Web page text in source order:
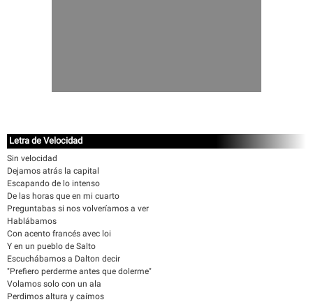
Letra de Velocidad
Sin velocidad
Dejamos atrás la capital
Escapando de lo intenso
De las horas que en mi cuarto
Preguntabas si nos volveríamos a ver
Hablábamos
Con acento francés avec loi
Y en un pueblo de Salto
Escuchábamos a Dalton decir
"Prefiero perderme antes que dolerme"
Volamos solo con un ala
Perdimos altura y caímos